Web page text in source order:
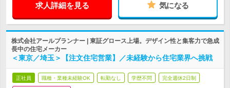
求人詳細を見る 気になる
株式会社アールプランナー | 東証グロース上場。デザイン性と集客力で急成
長中の住宅メーカー
＜東京／埼玉＞【注文住宅営業】／未経験から住宅業界へ挑戦
正社員 職種・業種未経験OK 転勤なし 学歴不問 完全週休2日制